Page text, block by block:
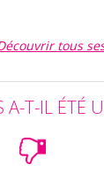
tous
A-T-IL ÉTÉ